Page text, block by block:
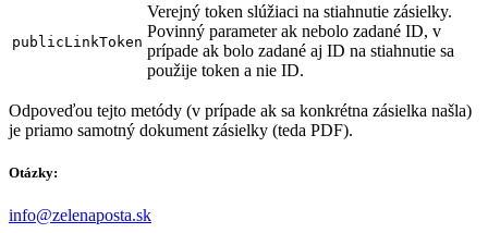
publicLinkToken
Verejný token slúžiaci na stiahnutie zásielky.
Povinný parameter ak nebolo zadané ID, v
prípade ak bolo zadané aj ID na stiahnutie sa
použije token a nie ID.
Odpoveďou tejto metódy (v prípade ak sa konkrétna zásielka našla)
je priamo samotný dokument zásielky (teda PDF).
Otázky:
info@zelenaposta.sk